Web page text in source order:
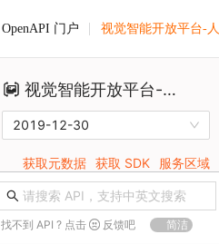
OpenAPI 门户 视觉智能开放平台-
视觉智能开放平台-人脸人体
2019-12-30
获取元数据 获取 SDK 服务区域
找不到 API ? 点击 反馈吧 简洁